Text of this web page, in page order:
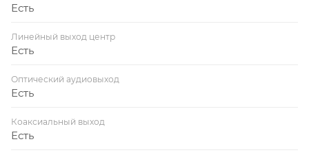
Есть
Линейный выход центр
Есть
Оптический аудиовыход
Есть
Коаксиальный выход
Есть